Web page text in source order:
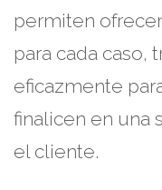
permiten
para cada caso,
eficazmente
finalicen en una
el cliente.